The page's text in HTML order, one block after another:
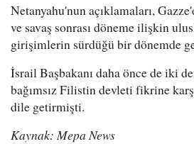
Netanyahu'nun açıklamaları,
ve savaş sonrası döneme ilişkin
girişimlerin sürdüğü bir dönemde
İsrail Başbakanı daha önce de iki
bağımsız Filistin devleti fikrine
dile getirmişti.
Kaynak: Mepa News